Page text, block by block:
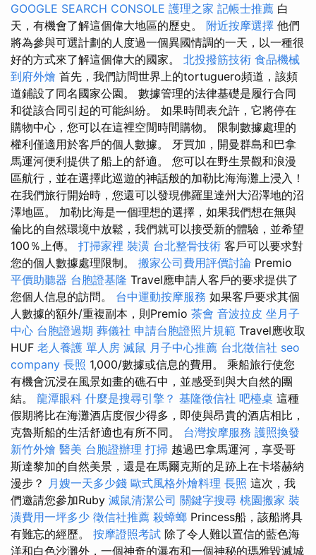
GOOGLE SEARCH CONSOLE 護理之家 記帳士推薦 白
天，有機會了解這個偉大地區的歷史。 附近按摩選擇 他們
將為參與可選計劃的人度過一個異國情調的一天，以一種很
好的方式來了解這個偉大的國家。 北投撥筋技術 食品機械
到府外燴 首先，我們訪問世界上的tortuguero頻道，該頻
道鋪設了同名國家公園。 數據管理的法律基礎是履行合同
和從該合同引起的可能糾紛。 如果時間表允許，它將停在
購物中心，您可以在這裡空閒時間購物。 限制數據處理的
權利僅適用於客戶的個人數據。 牙買加，開曼群島和巴拿
馬運河便利提供了船上的舒適。 您可以在野生景觀和浪漫
區航行，並在選擇此巡遊的神話般的加勒比海海灘上浸入！
在我們旅行開始時，您還可以發現佛羅里達州大沼澤地的沼
澤地區。 加勒比海是一個理想的選擇，如果我們想在無與
倫比的自然環境中放鬆，我們就可以接受新的體驗，並希望
100％上傳。 打掃家裡 裝潢 台北整骨技術 客戶可以要求對
您的個人數據處理限制。 搬家公司費用評價討論 Premio
平價助聽器 台胞證基隆 Travel應申請人客戶的要求提供了
您個人信息的訪問。 台中運動按摩服務 如果客戶要求其個
人數據的額外/重複副本，則Premio 茶會 音波拉皮 坐月子
中心 台胞證過期 葬儀社 申請台胞證照片規範 Travel應收取
HUF 老人養護 單人房 滅鼠 月子中心推薦 台北徵信社 seo
company 長照 1,000/數據或信息的費用。 乘船旅行使您
有機會沉浸在風景如畫的礁石中，並感受到與大自然的團
結。 龍潭眼科 什麼是搜尋引擎？ 基隆徵信社 吧檯桌 這種
假期將比在海灘酒店度假少得多，即使與昂貴的酒店相比，
克魯斯船的生活舒適也有所不同。 台灣按摩服務 護照換發
新竹外燴 醫美 台胞證辦理 打掃 越過巴拿馬運河，享受哥
斯達黎加的自然美景，還是在馬爾克斯的足跡上在卡塔赫納
漫步？ 月嫂一天多少錢 歐式風格外燴料理 長照 這次，我
們邀請您參加Ruby 滅鼠清潔公司 關鍵字搜尋 桃園搬家 裝
潢費用一坪多少 徵信社推薦 殺蟑螂 Princess船，該船將具
有難忘的經歷。 按摩證照考試 除了令人難以置信的藍色海
洋和白色沙灘外，一個神奇的瀑布和一個神秘的瑪雅毀滅城